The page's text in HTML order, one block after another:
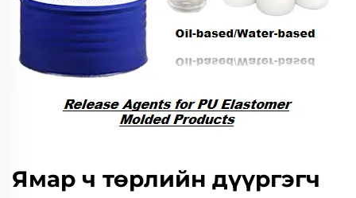
Ямар ч төрлийн дүүргэгч